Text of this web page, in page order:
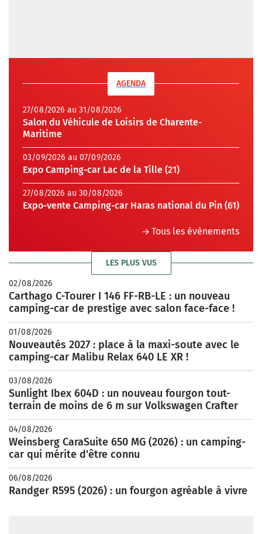
AGENDA
27/08/2026 au 31/08/2026
Salon du Véhicule de Loisirs de Charente-
Maritime
03/09/2026 au 07/09/2026
Expo Camping-car Lac de la Tille (21)
27/08/2026 au 30/08/2026
Expo-vente Camping-car Haras national du Pin (61)
Tous les évènements
LES PLUS VUS
02/08/2026
Carthago C-Tourer I 146 FF-RB-LE : un nouveau
camping-car de prestige avec salon face-face !
01/08/2026
Nouveautés 2027 : place à la maxi-soute avec le
camping-car Malibu Relax 640 LE XR !
03/08/2026
Sunlight Ibex 604D : un nouveau fourgon tout-
terrain de moins de 6 m sur Volkswagen Crafter
04/08/2026
Weinsberg CaraSuite 650 MG (2026) : un camping-
car qui mérite d'être connu
06/08/2026
Randger R595 (2026) : un fourgon agréable à vivre